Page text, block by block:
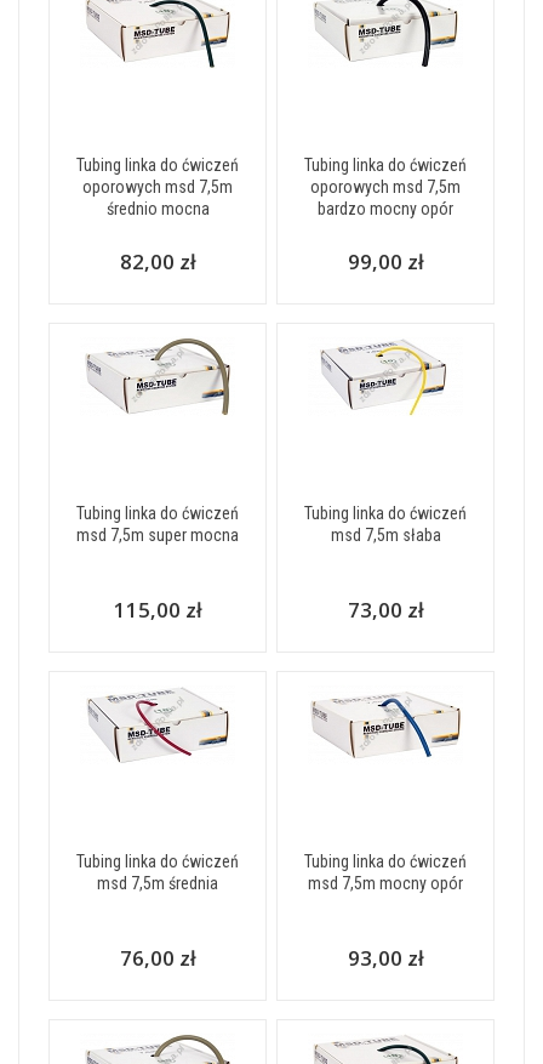
Tubing linka do ćwiczeń
oporowych msd 7,5m
średnio mocna
82,00 zł
Tubing linka do ćwiczeń
oporowych msd 7,5m
bardzo mocny opór
99,00 zł
Tubing linka do ćwiczeń
msd 7,5m super mocna
115,00 zł
Tubing linka do ćwiczeń
msd 7,5m słaba
73,00 zł
Tubing linka do ćwiczeń
msd 7,5m średnia
76,00 zł
Tubing linka do ćwiczeń
msd 7,5m mocny opór
93,00 zł